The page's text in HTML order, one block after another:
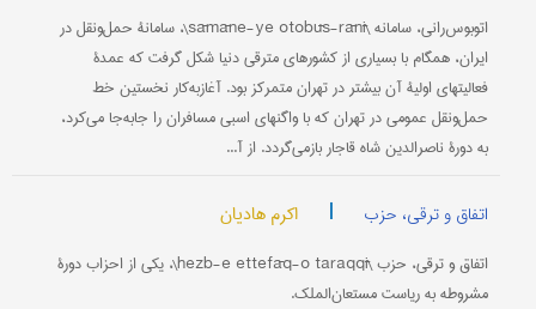
اتوبوس‌رانی، سامانه \sāmāne-ye otobūs-rānī\، سامانۀ حمل‌و‌نقل در
ایران، همگام با بسیاری از کشورهای مترقی دنیا شکل گرفت که عمدۀ
فعالیتهای اولیۀ آن بیشتر در تهران متمرکز بود. آغازبه‌کار نخستین خط
حمل‌و‌نقل عمومی در تهران که با واگنهای اسبی مسافران را جابه‌جا می‌کرد،
به دورۀ ناصرالدین شاه قاجار بازمی‌گردد. از‌ آ...
اتفاق و ترقی، حزب | اکرم هادیان
اتفاق و ترقی، حزب \hezb-e ettefāq-o taraqqī\، یکی از احزاب دورۀ
مشروطه به ریاست مستعان‌الملک.